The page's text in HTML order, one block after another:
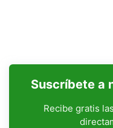
Suscríbete a
Recibe gratis